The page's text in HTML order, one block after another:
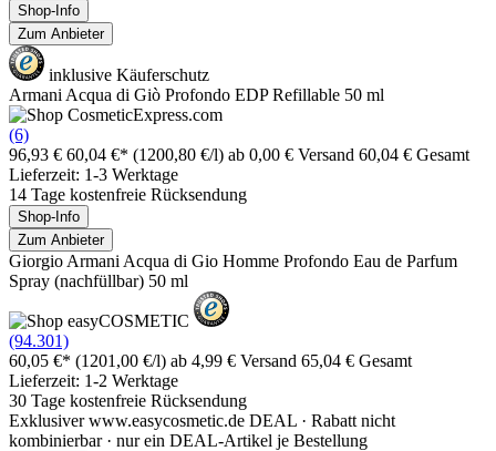
Shop-Info
Zum Anbieter
inklusive Käuferschutz
Armani Acqua di Giò Profondo EDP Refillable 50 ml
(6)
96,93 € 60,04 €* (1200,80 €/l) ab 0,00 € Versand 60,04 € Gesamt
Lieferzeit: 1-3 Werktage
14 Tage kostenfreie Rücksendung
Shop-Info
Zum Anbieter
Giorgio Armani Acqua di Gio Homme Profondo Eau de Parfum
Spray (nachfüllbar) 50 ml
(94.301)
60,05 €* (1201,00 €/l) ab 4,99 € Versand 65,04 € Gesamt
Lieferzeit: 1-2 Werktage
30 Tage kostenfreie Rücksendung
Exklusiver www.easycosmetic.de DEAL · Rabatt nicht
kombinierbar · nur ein DEAL-Artikel je Bestellung